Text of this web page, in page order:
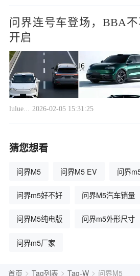
问界连号车登场，BBA
开启
lulue... 2026-02-05 15:31:25
猜您想看
问界M5 问界M5 EV 问界
问界m5好不好 问界M5汽车销量
问界M5纯电版 问界m5外形尺寸
问界m5厂家
首页 > Tag列表 > Tag-W > 问界M5